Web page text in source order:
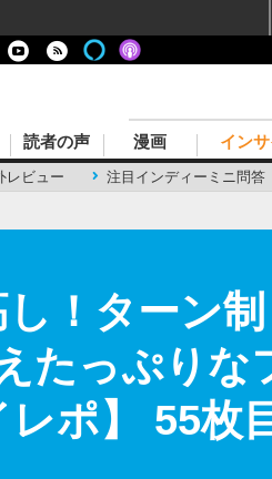
レビュー 注目インディーミニ問答
読者の声 漫画 イン
！ターン
たっぷりな
ポ】 55枚